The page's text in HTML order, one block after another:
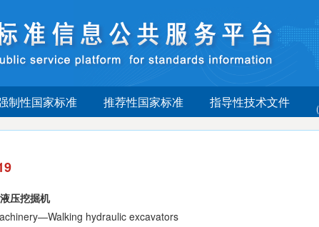
制性国家标准 推荐性国家标准 指导性技术文件
压挖掘机
hydraulic excavators